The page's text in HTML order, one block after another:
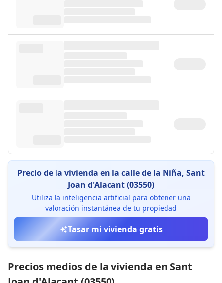
Precio de la vivienda en la calle de la Niña, Sant
Joan d'Alacant (03550)
Utiliza la inteligencia artificial para obtener una
valoración instantánea de tu propiedad
Tasar mi vivienda gratis
Precios medios de la vivienda en Sant